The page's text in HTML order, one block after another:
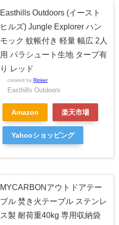
Easthills Outdoors (イースト
ヒルズ) Jungle Explorer ハン
モック 蚊帳付き 軽量 幅広 2人
用 パラシュート生地 タープ有
り レッド
created by Rinker
Easthills Outdoors
Amazon 楽天市場
Yahooショッピング
MYCARBONアウトドアテー
ブル 焚き火テーブル ステンレ
ス製 耐荷重40kg 専用収納袋